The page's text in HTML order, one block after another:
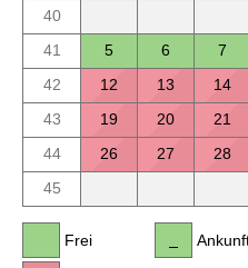
40
41
5 6 7
42
12 13 14
43
19 20 21
44
26 27 28
45
Frei